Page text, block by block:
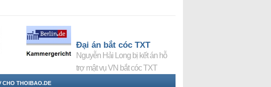
Đại án bắt cóc TXT
Nguyễn Hải Long bị kết án hỗ
trợ mật vụ VN bắt cóc TXT
CHO THOIBAO.DE